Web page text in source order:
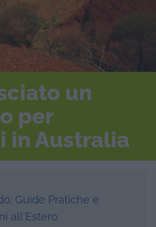
un
per
in Australia
Guide Pratiche e
all'Estero